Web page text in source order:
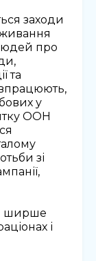
заходи
про
та
у
ООН
зі
ширше
і